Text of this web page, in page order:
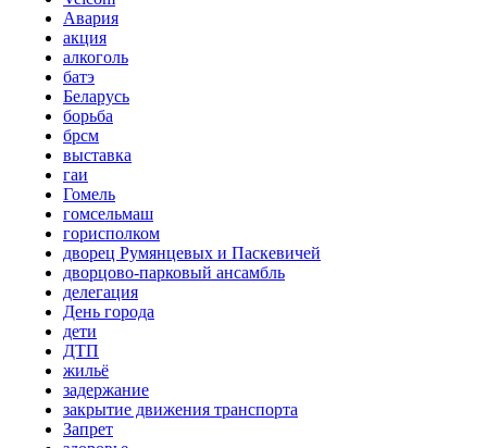
Авария
акция
алкоголь
батэ
Беларусь
борьба
брсм
выставка
гаи
Гомель
гомсельмаш
горисполком
дворец Румянцевых и Паскевичей
дворцово-парковый ансамбль
делегация
День города
дети
ДТП
жильё
задержание
закрытие движения транспорта
Запрет